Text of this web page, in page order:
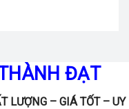
ĐẠT
LƯỢNG – GIÁ TỐT – UY